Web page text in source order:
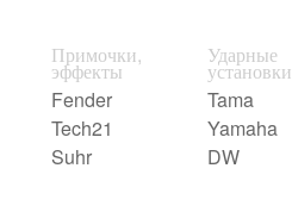
Примочки,
эффекты
Fender
Tech21
Suhr
Ударные
установки
Tama
Yamaha
DW